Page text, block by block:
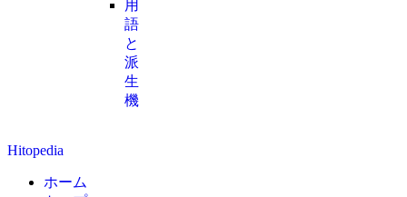
用
語
と
派
生
機
Hitopedia
ホーム